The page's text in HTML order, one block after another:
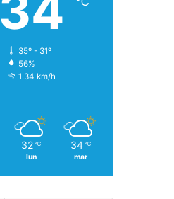
35º - 31º
56%
1.34 km/h
32 ℃
lun
34 ℃
mar